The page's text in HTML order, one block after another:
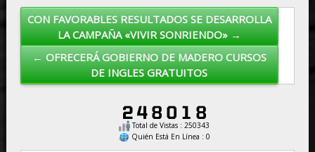
Post navigation
CON FAVORABLES RESULTADOS SE DESARROLLA
LA CAMPAÑA «VIVIR SONRIENDO» →
← OFRECERÁ GOBIERNO DE MADERO CURSOS
DE INGLES GRATUITOS
Total de Vistas : 250343
Quién Está En Línea : 0